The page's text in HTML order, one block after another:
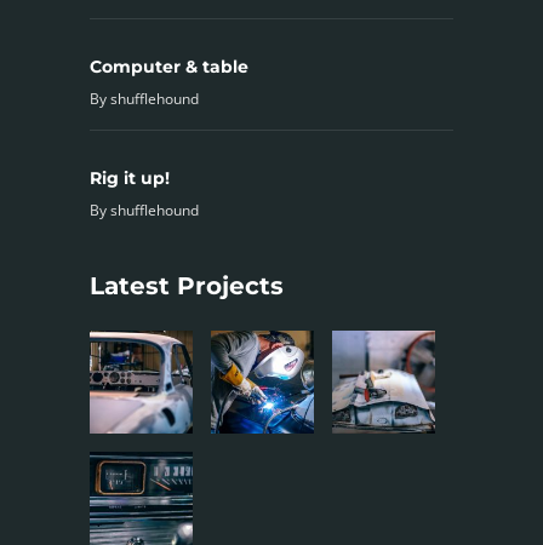
Computer & table
Byshufflehound
Rig it up!
Byshufflehound
Latest Projects